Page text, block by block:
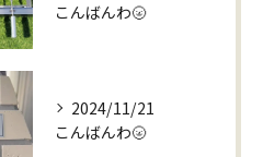
こんばんわ🌝
2024/11/21
こんばんわ🌝